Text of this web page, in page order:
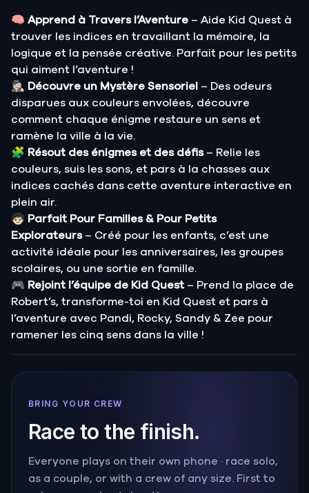
🧠 Apprend à Travers l’Aventure – Aide Kid Quest à
trouver les indices en travaillant la mémoire, la
logique et la pensée créative. Parfait pour les petits
qui aiment l’aventure !
🕵🏻‍♀️ Découvre un Mystère Sensoriel – Des odeurs
disparues aux couleurs envolées, découvre
comment chaque énigme restaure un sens et
ramène la ville à la vie.
🧩 Résout des énigmes et des défis– Relie les
couleurs, suis les sons, et pars à la chasses aux
indices cachés dans cette aventure interactive en
plein air.
🧒🏻 Parfait Pour Familles & Pour Petits
Explorateurs – Créé pour les enfants, c’est une
activité idéale pour les anniversaires, les groupes
scolaires, ou une sortie en famille.
🎮 Rejoint l’équipe de Kid Quest – Prend la place de
Robert’s, transforme-toi en Kid Quest et pars à
l’aventure avec Pandi, Rocky, Sandy & Zee pour
ramener les cinq sens dans la ville !
BRING YOUR CREW
Race to the finish.
Everyone plays on their own phone · race solo,
as a couple, or with a crew of any size. First to